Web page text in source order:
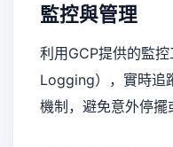
監控與管理
利用GCP提供的監
Logging），實時追
機制，避免意外停擺